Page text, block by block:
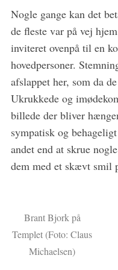
Nogle gange kan det
de fleste var på vej
inviteret ovenpå til en
hovedpersoner.
afslappet her, som da
Ukrukkede og
billede der bliver
sympatisk og
andet end at skrue
dem med et skævt smil
Brant Bjork på
Templet (Foto: Claus
Michaelsen)